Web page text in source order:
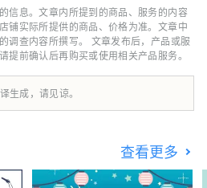
。
信息。文章内所提到的商品、服务的内容
铺实际所提供的商品、价格为准。文章中
调查内容所撰写。 文章发布后，产品或服
提前确认后再购买或使用相关产品服务。
生成，请见谅。
查看更多